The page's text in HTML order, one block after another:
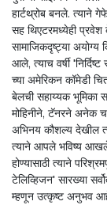
हार्टथ्रोब बनले. त्याने
सह थिएटरमध्येही प्रवेश
सामाजिकदृष्ट्या अयोग्य
आले, त्याच वर्षी
च्या अमेरिकन कॉमेडी
बेलची सहाय्यक भूमिका
मोहिनीने, टॅनरने अनेक
अभिनय कौशल्य देखील
त्याने आपले भविष्य
होण्यासाठी त्याने
टेलिव्हिजन' सारख्या
म्हणून उत्कृष्ट अनुभव